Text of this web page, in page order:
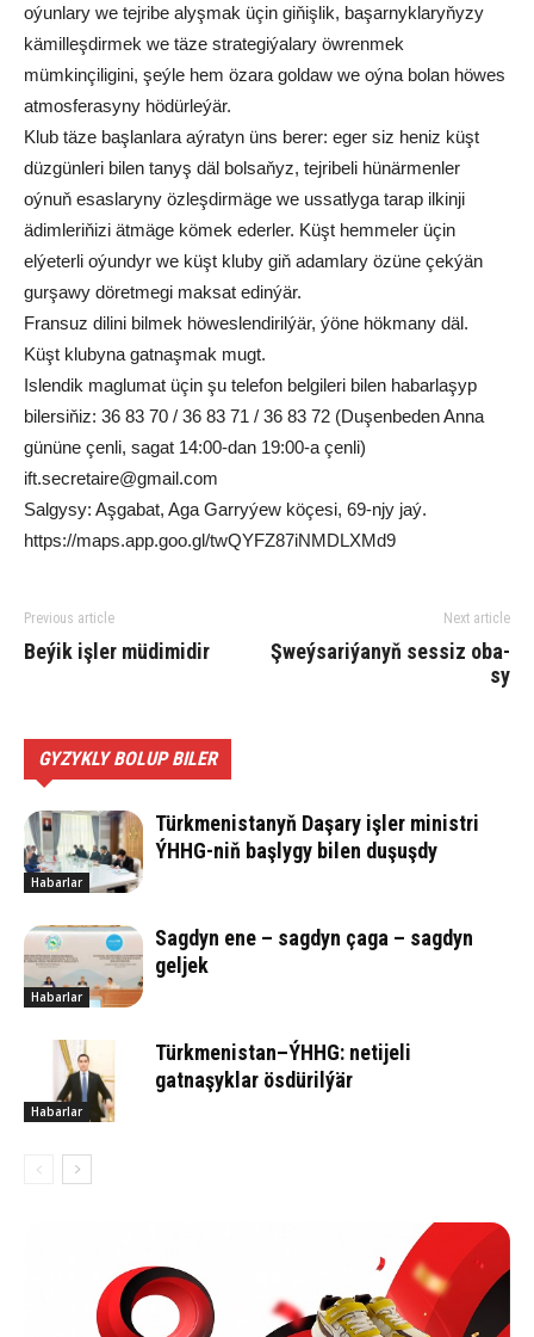
oýunlary we tejribe alyşmak üçin giňişlik, başarnyklaryňyzy
kämilleşdirmek we täze strategiýalary öwrenmek
mümkinçiligini, şeýle hem özara goldaw we oýna bolan höwes
atmosferasyny hödürleýär.
Klub täze başlanlara aýratyn üns berer: eger siz heniz küşt
düzgünleri bilen tanyş däl bolsaňyz, tejribeli hünärmenler
oýnuň esaslaryny özleşdirmäge we ussatlyga tarap ilkinji
ädimleriňizi ätmäge kömek ederler. Küşt hemmeler üçin
elýeterli oýundyr we küşt kluby giň adamlary özüne çekýän
gurşawy döretmegi maksat edinýär.
Fransuz dilini bilmek höweslendirilýär, ýöne hökmany däl.
Küşt klubyna gatnaşmak mugt.
Islendik maglumat üçin şu telefon belgileri bilen habarlaşyp
bilersiňiz: 36 83 70 / 36 83 71 / 36 83 72 (Duşenbeden Anna
gününe çenli, sagat 14:00-dan 19:00-a çenli)
ift.secretaire@gmail.com
Salgysy: Aşgabat, Aga Garryýew köçesi, 69-njy jaý.
https://maps.app.goo.gl/twQYFZ87iNMDLXMd9
Previous article
Beýik işler müdimidir
Next article
Şweý­sa­ri­ýa­nyň ses­siz oba­
sy
GYZYKLY BOLUP BILER
Habarlar
Türkmenistanyň Daşary işler ministri
ÝHHG-niň başlygy bilen duşuşdy
Habarlar
Sagdyn ene – sagdyn çaga – sagdyn
geljek
Habarlar
Türkmenistan–ÝHHG: netijeli
gatnaşyklar ösdürilýär